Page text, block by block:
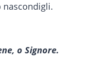
nascondigli.
o Signore.